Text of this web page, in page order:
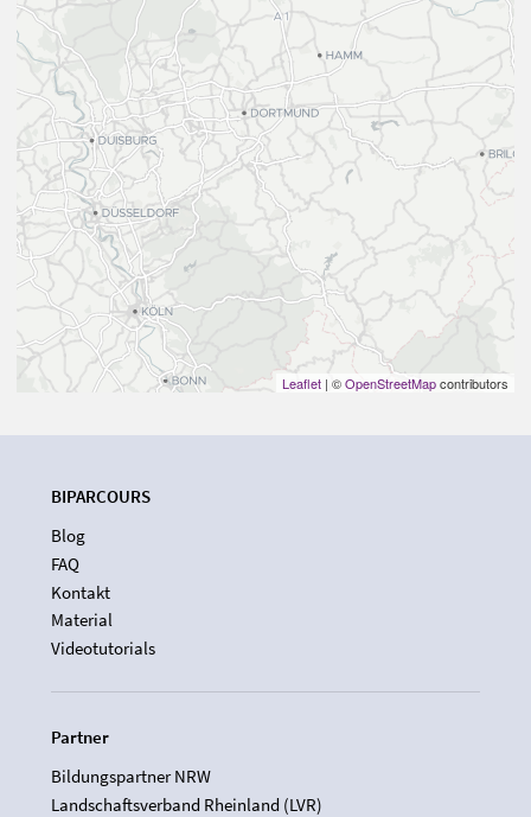
Leaflet | ©OpenStreetMapcontributors
BIPARCOURS
Blog
FAQ
Kontakt
Material
Videotutorials
Partner
Bildungspartner NRW
Landschaftsverband Rheinland (LVR)